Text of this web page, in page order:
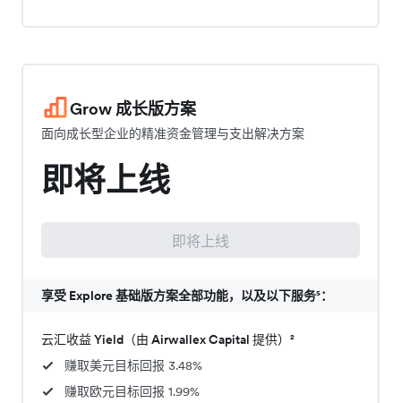
Grow 成长版方案
面向成长型企业的精准资金管理与支出解决方案
即将上线
即将上线
享受 Explore 基础版方案全部功能，以及以下服务⁵：
云汇收益 Yield（由 Airwallex Capital 提供）²
赚取美元目标回报 3.48%
赚取欧元目标回报 1.99%